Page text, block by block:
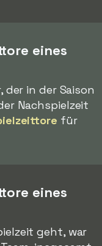
eines
der in der Saison
Nachspielzeit
für
eines
geht, war